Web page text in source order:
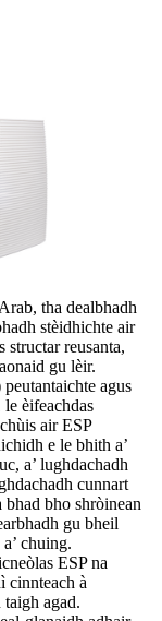
tha dealbhadh
stèidhichte air
structar reusanta,
gu lèir.
agus
èifeachdas
air ESP
e le bhith a’
a’ lughdachadh
cunnart
bho shròinean
gu bheil
chuing.
ESP na
cinnteach à
agad.